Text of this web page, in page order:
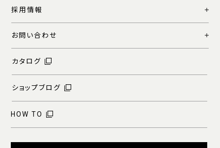
採用情報
お問い合わせ
カタログ
ショップブログ
HOW TO